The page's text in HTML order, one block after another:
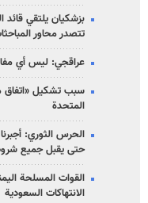
بزشكيان يلتقي قائد
تتصدر محاور
عراقجي: ليس أي
سبب تشكيل «اتفاق
المتحدة
الحرس الثوري:
حتى يقبل جميع
القوات المسلحة
الانتهاكات السعودية